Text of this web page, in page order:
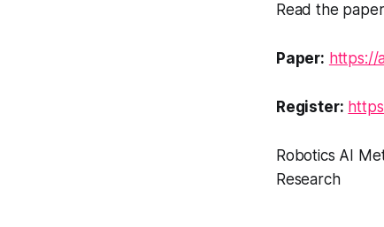
Read the
Paper: https://
Register:
Robotics AI
Research